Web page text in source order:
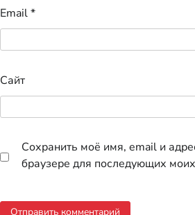
Email*
Сайт
Сохранить моё имя, email и
браузере для последующих